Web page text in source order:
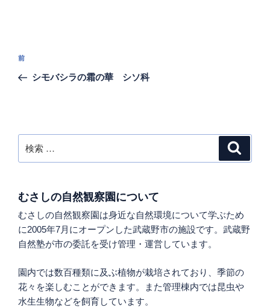
投
ナ
ー
シ
過
去
前
シモバシラの霜の華 シソ科
索:
むさしの自然観察園について
むさしの自然観察園は身近な自然環境について学ぶため
に2005年7月にオープンした武蔵野市の施設です。武蔵野
自然塾が市の委託を受け管理・運営しています。
園内では数百種類に及ぶ植物が栽培されており、季節の
花々を楽しむことができます。また管理棟内では昆虫や
水生生物などを飼育しています。